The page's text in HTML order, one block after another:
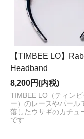
【TIMBEE LO】
Headband
8,200円(内税)
TIMBEE LO（ティンビ
ー）のレースやパール
落したウサギのカチュ
です